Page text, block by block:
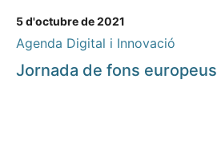
5 d'octubre de 2021
Agenda Digital i Innovació
Jornada de fons